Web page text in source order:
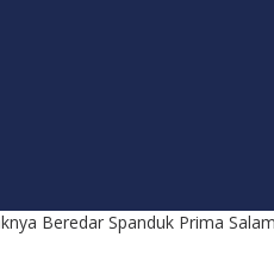
Beredar Spanduk Prima